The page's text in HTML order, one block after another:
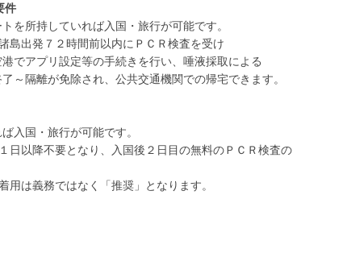
件
を所持していれば入国・旅行が可能です。
島出発７２時間前以内にＰＣＲ検査を受け
でアプリ設定等の手続きを行い、唾液採取による
～隔離が免除され、公共交通機関での帰宅できます。
入国・旅行が可能です。
日以降不要となり、入国後２日目の無料のＰＣＲ検査の
は義務ではなく「推奨」となります。